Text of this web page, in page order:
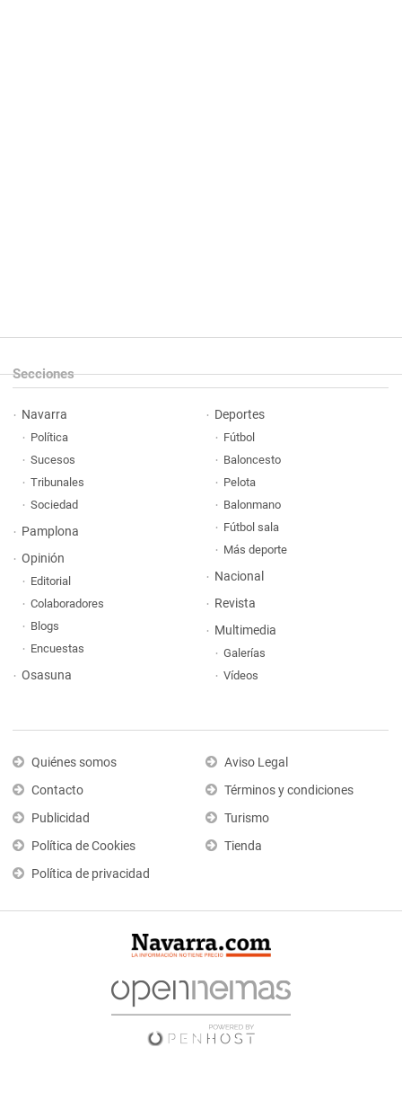
Secciones
Navarra
Política
Sucesos
Tribunales
Sociedad
Pamplona
Opinión
Editorial
Colaboradores
Blogs
Encuestas
Osasuna
Deportes
Fútbol
Baloncesto
Pelota
Balonmano
Fútbol sala
Más deporte
Nacional
Revista
Multimedia
Galerías
Vídeos
Quiénes somos
Contacto
Publicidad
Política de Cookies
Política de privacidad
Aviso Legal
Términos y condiciones
Turismo
Tienda